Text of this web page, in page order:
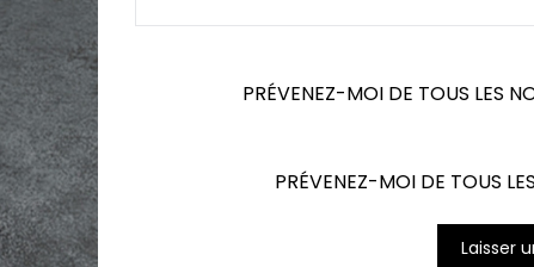
PRÉVENEZ-MOI DE TOUS LES
PRÉVENEZ-MOI DE TOUS